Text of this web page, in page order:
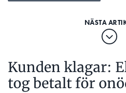
Kunden klagar:
tog betalt för